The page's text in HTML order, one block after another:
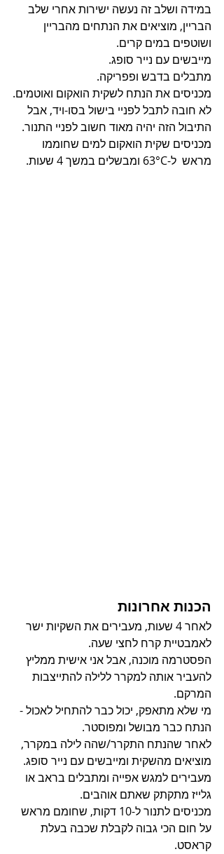
במידה ושלב זה נעשה ישירות אחרי שלב
הבריין, מוציאים את הנתחים מהבריין
ושוטפים במים קרים.
מייבשים עם נייר סופג.
מתבלים בדבש ופפריקה.
מכניסים את הנתח לשקית הואקום ואוטמים.
לא חובה לתבל לפניי בישול בסו-ויד, אבל
התיבול הזה יהיה מאוד חשוב לפניי התנור.
מכניסים שקית הואקום למים שחוממו
מראש  ל-63°C ומבשלים במשך 4 שעות.
הכנות אחרונות
לאחר 4 שעות, מעבירים את השקיות ישר
לאמבטיית קרח לחצי שעה.
הפסטרמה מוכנה, אבל אני אישית ממליץ
להעביר אותה למקרר ללילה להתייצבות
המרקם.
מי שלא מתאפק, יכול כבר להתחיל לאכול -
הנתח כבר מבושל ומפוסטר.
לאחר שהנתח התקרר/שהה לילה במקרר,
מוציאים מהשקית ומייבשים עם נייר סופג.
מעבירים למגש אפייה ומתבלים בראב או
גלייז מתקתק שאתם אוהבים.
מכניסים לתנור ל-10 דקות, שחומם מראש
על חום הכי גבוה לקבלת שכבה בעלת
קראסט.